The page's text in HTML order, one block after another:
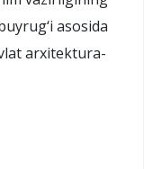
asosida
arxitektura-